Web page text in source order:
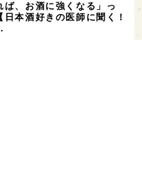
ば、お酒に強くなる」っ
日本酒好きの医師に聞く！